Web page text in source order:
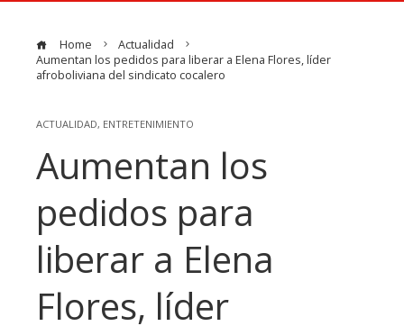
Home
Actualidad
Aumentan los pedidos para liberar a Elena Flores, líder
afroboliviana del sindicato cocalero
ACTUALIDAD, ENTRETENIMIENTO
Aumentan los
pedidos para
liberar a Elena
Flores, líder